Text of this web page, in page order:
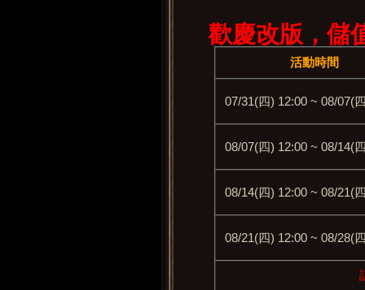
歡慶改版，儲
活動時間
07/31(四) 12:00 ~ 08/07(
08/07(四) 12:00 ~ 08/14(
08/14(四) 12:00 ~ 08/21(
08/21(四) 12:00 ~ 08/28(